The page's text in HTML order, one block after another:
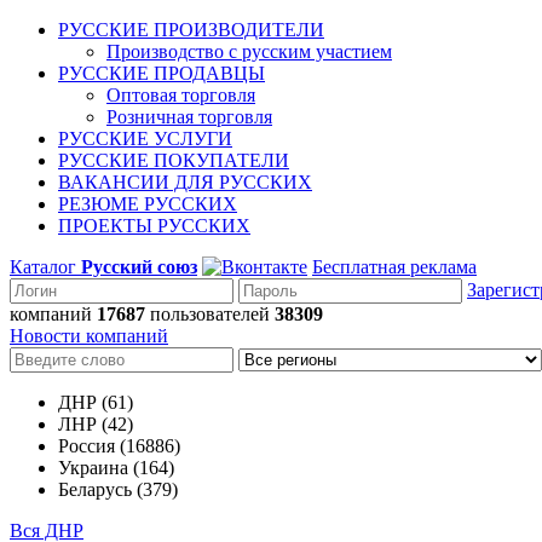
РУССКИЕ ПРОИЗВОДИТЕЛИ
Производство с русским участием
РУССКИЕ ПРОДАВЦЫ
Оптовая торговля
Розничная торговля
РУССКИЕ УСЛУГИ
РУССКИЕ ПОКУПАТЕЛИ
ВАКАНСИИ ДЛЯ РУССКИХ
РЕЗЮМЕ РУССКИХ
ПРОЕКТЫ РУССКИХ
Каталог Русский союз
Бесплатная реклама
компаний 17687 пользователей 38309
Новости компаний
ДНР (61)
ЛНР (42)
Россия (16886)
Украина (164)
Беларусь (379)
Вся ДНР